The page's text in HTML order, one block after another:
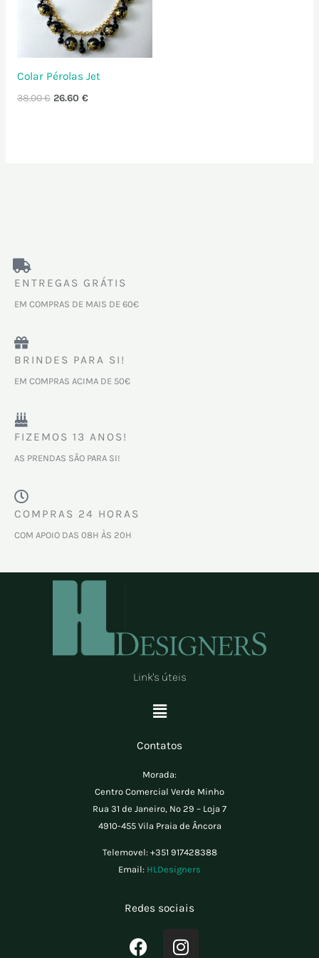
Colar Pérolas Jet
38.00€ 26.60 €
ENTREGAS GRÁTIS
EM COMPRAS DE MAIS DE 60€
BRINDES PARA SI!
EM COMPRAS ACIMA DE 50€
FIZEMOS 13 ANOS!
AS PRENDAS SÃO PARA SI!
COMPRAS 24 HORAS
COM APOIO DAS 08H ÀS 20H
Link's úteis
Menu
Contatos
Morada:
Centro Comercial Verde Minho
Rua 31 de Janeiro, Nº 29 – Loja 7
4910-455 Vila Praia de Âncora
Telemovel: +351 917428388
Email: HLDesigners
Redes sociais
F
I